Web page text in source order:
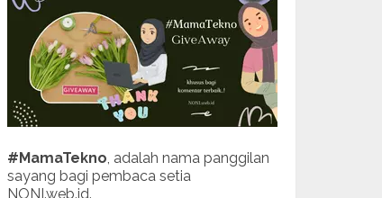
#MamaTekno , adalah nama panggilan
sayang bagi pembaca setia
NONI.web.id.